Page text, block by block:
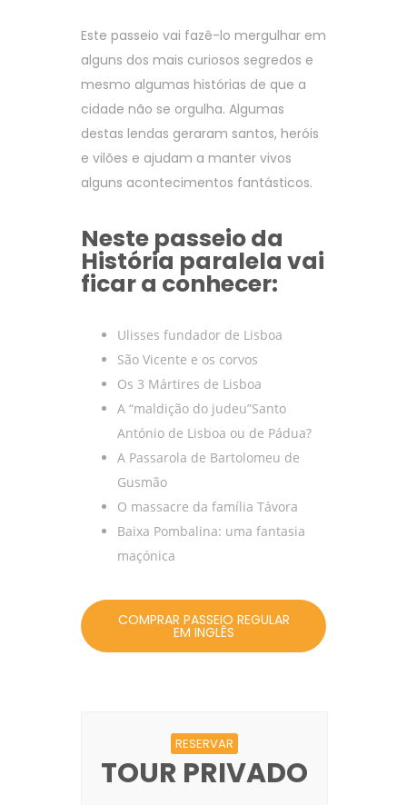
Este passeio vai fazê-lo mergulhar em
alguns dos mais curiosos segredos e
mesmo algumas histórias de que a
cidade não se orgulha. Algumas
destas lendas geraram santos, heróis
e vilões e ajudam a manter vivos
alguns acontecimentos fantásticos.
Neste passeio da
História paralela vai
ficar a conhecer:
Ulisses fundador de Lisboa
São Vicente e os corvos
Os 3 Mártires de Lisboa
A “maldição do judeu”Santo
António de Lisboa ou de Pádua?
A Passarola de Bartolomeu de
Gusmão
O massacre da família Távora
Baixa Pombalina: uma fantasia
maçónica
COMPRAR PASSEIO REGULAR
EM INGLÊS
RESERVAR
TOUR PRIVADO